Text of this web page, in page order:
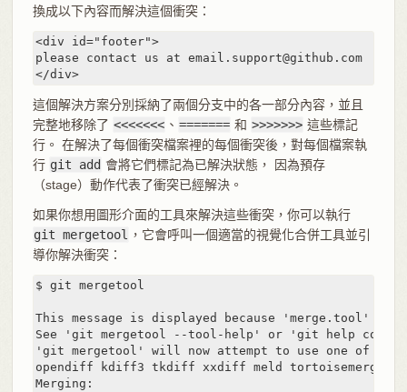
換成以下內容而解決這個衝突：
<div id="footer">
please contact us at email.support@github.com
</div>
這個解決方案分別採納了兩個分支中的各一部分內容，並且
完整地移除了 <<<<<<< 、 ======= 和 >>>>>>> 這些標記
行。 在解決了每個衝突檔案裡的每個衝突後，對每個檔案執
行 git add 會將它們標記為已解決狀態， 因為預存
（stage）動作代表了衝突已經解決。
如果你想用圖形介面的工具來解決這些衝突，你可以執行
git mergetool ，它會呼叫一個適當的視覺化合併工具並引
導你解決衝突：
$ git mergetool
This message is displayed because 'merge.tool' is
See 'git mergetool --tool-help' or 'git help
'git mergetool' will now attempt to use one of
opendiff kdiff3 tkdiff xxdiff meld tortoisemerge
Merging: